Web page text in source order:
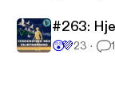
#263:
😲💜23 1